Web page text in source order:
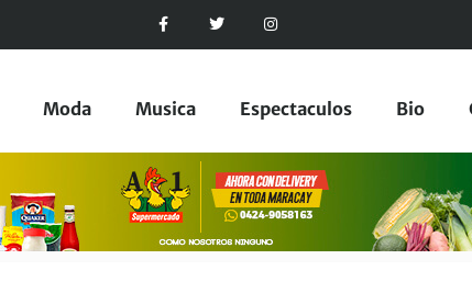
Moda Musica Espectaculos Bio